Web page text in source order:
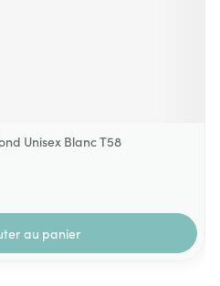
Unisex Blanc T58
au panier